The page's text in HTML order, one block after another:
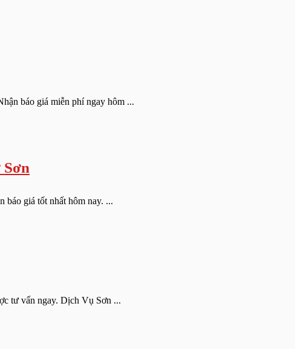
báo giá miễn phí ngay hôm ...
báo giá tốt nhất hôm nay. ...
tư vấn ngay. Dịch Vụ Sơn ...